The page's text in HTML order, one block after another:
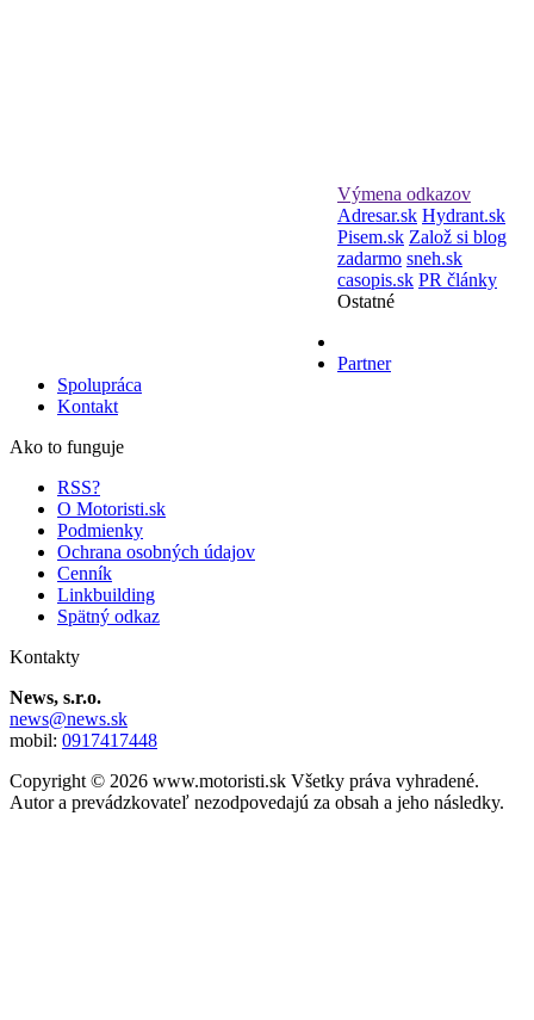
Výmena odkazov
Adresar.sk Hydrant.sk
Pisem.sk Založ si blog
zadarmo sneh.sk
casopis.sk PR články
Ostatné
Partner
Spolupráca
Kontakt
Ako to funguje
RSS?
O Motoristi.sk
Podmienky
Ochrana osobných údajov
Cenník
Linkbuilding
Spätný odkaz
Kontakty
News, s.r.o.
news@news.sk
mobil: 0917417448
Copyright © 2026 www.motoristi.sk Všetky práva vyhradené.
Autor a prevádzkovateľ nezodpovedajú za obsah a jeho následky.